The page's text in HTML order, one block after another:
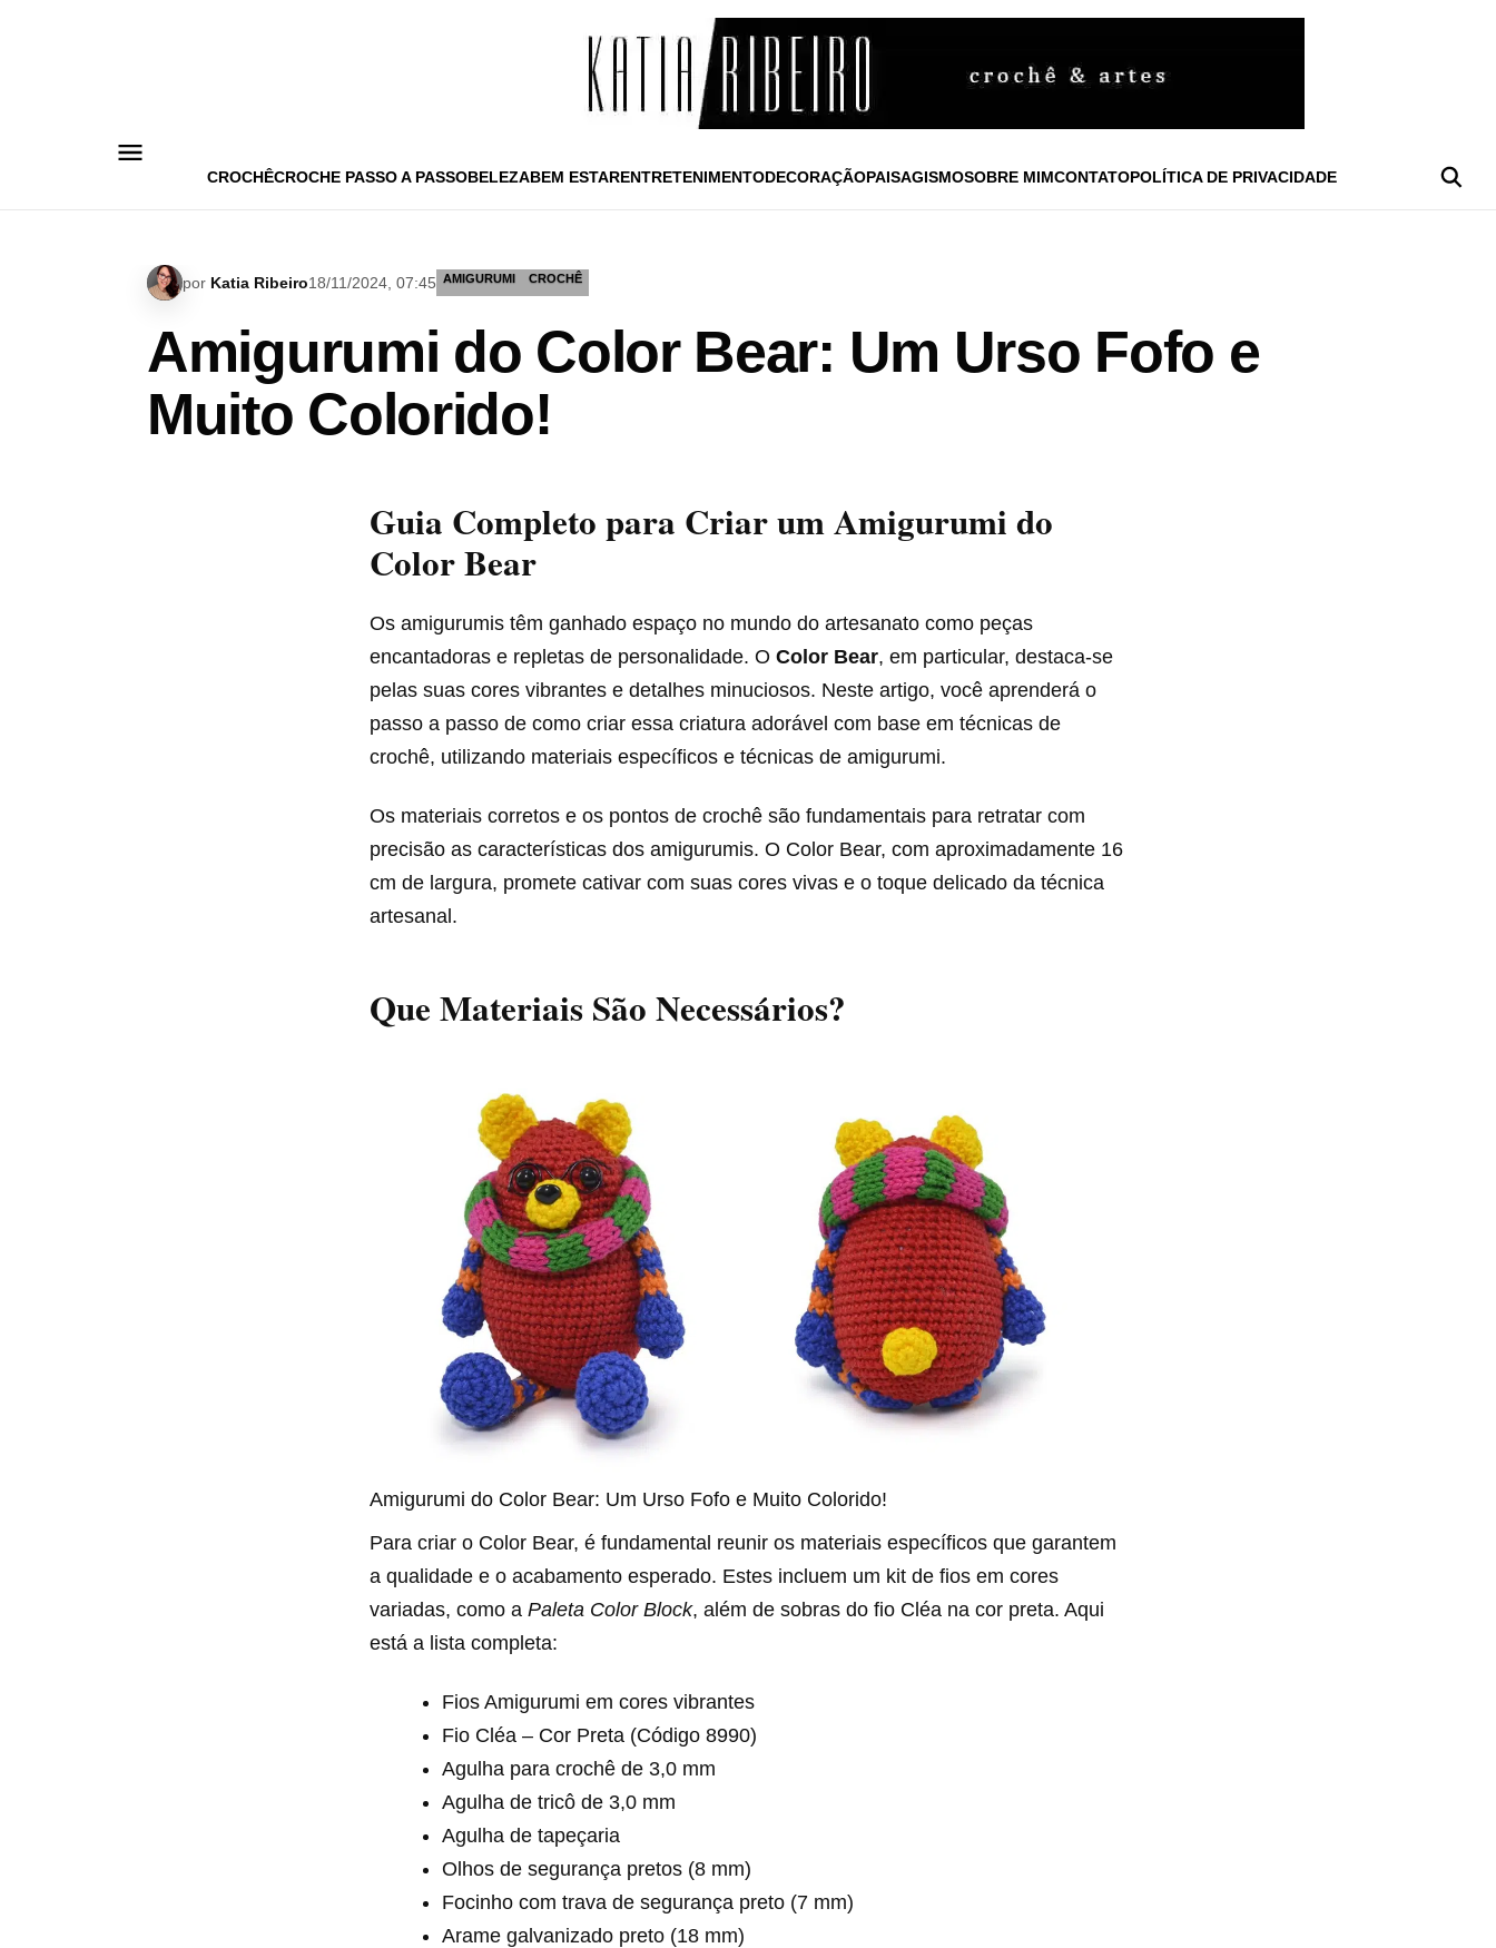
CROCHÊCROCHE PASSO A PASSOBELEZABEM ESTARENTRETENIMENTODECORAÇÃOPAISAGISMOSOBRE MIMCONTATOPOLÍTICA DE PRIVACIDADE
por Katia Ribeiro18/11/2024, 07:45 AMIGURUMI CROCHÊ
Amigurumi do Color Bear: Um Urso Fofo e
Muito Colorido!
Guia Completo para Criar um Amigurumi do
Color Bear
Os amigurumis têm ganhado espaço no mundo do artesanato como peças
encantadoras e repletas de personalidade. O Color Bear, em particular, destaca-se
pelas suas cores vibrantes e detalhes minuciosos. Neste artigo, você aprenderá o
passo a passo de como criar essa criatura adorável com base em técnicas de
crochê, utilizando materiais específicos e técnicas de amigurumi.
Os materiais corretos e os pontos de crochê são fundamentais para retratar com
precisão as características dos amigurumis. O Color Bear, com aproximadamente 16
cm de largura, promete cativar com suas cores vivas e o toque delicado da técnica
artesanal.
Que Materiais São Necessários?
Amigurumi do Color Bear: Um Urso Fofo e Muito Colorido!
Para criar o Color Bear, é fundamental reunir os materiais específicos que garantem
a qualidade e o acabamento esperado. Estes incluem um kit de fios em cores
variadas, como a Paleta Color Block, além de sobras do fio Cléa na cor preta. Aqui
está a lista completa:
Fios Amigurumi em cores vibrantes
Fio Cléa – Cor Preta (Código 8990)
Agulha para crochê de 3,0 mm
Agulha de tricô de 3,0 mm
Agulha de tapeçaria
Olhos de segurança pretos (8 mm)
Focinho com trava de segurança preto (7 mm)
Arame galvanizado preto (18 mm)